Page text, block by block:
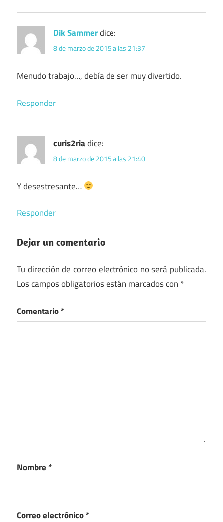
Dik Sammerdice:
8 de marzo de 2015 a las 21:37
Menudo trabajo…, debía de ser muy divertido.
Responder
curis2riadice:
8 de marzo de 2015 a las 21:40
Y desestresante…
Responder
Dejar un comentario
Tu dirección de correo electrónico no será publicada.
Los campos obligatorios están marcados con *
Comentario*
Nombre *
Correo electrónico*